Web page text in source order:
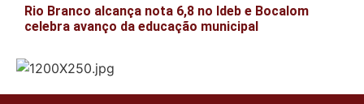
Rio Branco alcança nota 6,8 no Ideb e Bocalom
celebra avanço da educação municipal